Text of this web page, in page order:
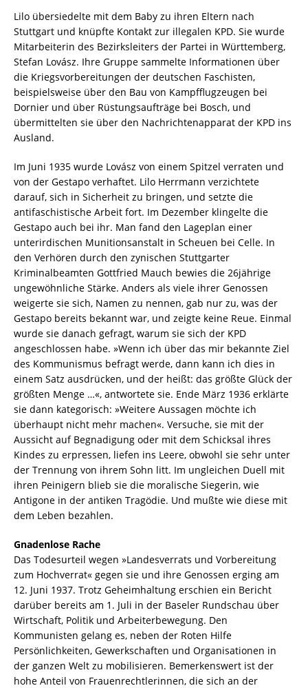
Lilo übersiedelte mit dem Baby zu ihren Eltern nach
Stuttgart und knüpfte Kontakt zur illegalen KPD. Sie wurde
Mitarbeiterin des Bezirksleiters der Partei in Württemberg,
Stefan Lovász. Ihre Gruppe sammelte Informationen über
die Kriegsvorbereitungen der deutschen Faschisten,
beispielsweise über den Bau von Kampfflugzeugen bei
Dornier und über Rüstungsaufträge bei Bosch, und
übermittelten sie über den Nachrichtenapparat der KPD ins
Ausland.
Im Juni 1935 wurde Lovász von einem Spitzel verraten und
von der Gestapo verhaftet. Lilo Herrmann verzichtete
darauf, sich in Sicherheit zu bringen, und setzte die
antifaschistische Arbeit fort. Im Dezember klingelte die
Gestapo auch bei ihr. Man fand den Lageplan einer
unterirdischen Munitionsanstalt in Scheuen bei Celle. In
den Verhören durch den zynischen Stuttgarter
Kriminalbeamten Gottfried Mauch bewies die 26jährige
ungewöhnliche Stärke. Anders als viele ihrer Genossen
weigerte sie sich, Namen zu nennen, gab nur zu, was der
Gestapo bereits bekannt war, und zeigte keine Reue. Einmal
wurde sie danach gefragt, warum sie sich der KPD
angeschlossen habe. »Wenn ich über das mir bekannte Ziel
des Kommunismus befragt werde, dann kann ich dies in
einem Satz ausdrücken, und der heißt: das größte Glück der
größten Menge …«, antwortete sie. Ende März 1936 erklärte
sie dann kategorisch: »Weitere Aussagen möchte ich
überhaupt nicht mehr machen«. Versuche, sie mit der
Aussicht auf Begnadigung oder mit dem Schicksal ihres
Kindes zu erpressen, liefen ins Leere, obwohl sie sehr unter
der Trennung von ihrem Sohn litt. Im ungleichen Duell mit
ihren Peinigern blieb sie die moralische Siegerin, wie
Antigone in der antiken Tragödie. Und mußte wie diese mit
dem Leben bezahlen.
Gnadenlose Rache
Das Todesurteil wegen »Landesverrats und Vorbereitung
zum Hochverrat« gegen sie und ihre Genossen erging am
12. Juni 1937. Trotz Geheimhaltung erschien ein Bericht
darüber bereits am 1. Juli in der Baseler Rundschau über
Wirtschaft, Politik und Arbeiterbewegung. Den
Kommunisten gelang es, neben der Roten Hilfe
Persönlichkeiten, Gewerkschaften und Organisationen in
der ganzen Welt zu mobilisieren. Bemerkenswert ist der
hohe Anteil von Frauenrechtlerinnen, die sich an der